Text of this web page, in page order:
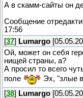
А в скамм-сайты он
Сообщение
17:56
[37] Lumargo
Ой, может он себя
нищей страны, а?
А просил то всего
поле
Эх, "злые
[38] Lumargo